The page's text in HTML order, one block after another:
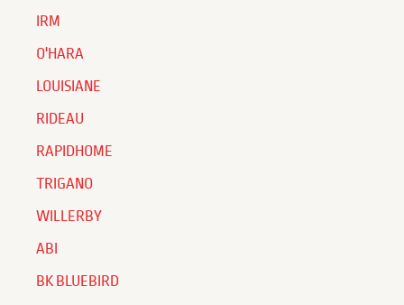
IRM
O'HARA
LOUISIANE
RIDEAU
RAPIDHOME
TRIGANO
WILLERBY
ABI
BK BLUEBIRD